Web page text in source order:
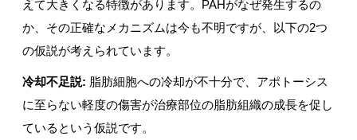
えて大きくなる特徴があります。PAHがなぜ発生するの
か、その正確なメカニズムは今も不明ですが、以下の2つ
の仮説が考えられています。
冷却不足説: 脂肪細胞への冷却が不十分で、アポトーシス
に至らない軽度の傷害が治療部位の脂肪組織の成長を促し
ているという仮説です。